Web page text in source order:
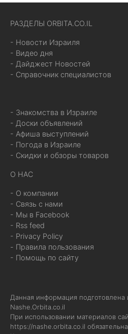
РАЗДЕЛЫ ORBITA.CO.IL
- Новости Израиля
- Видео дня
- Дайджест Новостей
- Справочник специалистов
- Знакомства в Израиле
- Доски объявлений
- Афиша выступлений
- Погода в Израиле
- Скидки и обзоры товаров
О НАС
- О компании
- Связь с нами
- Мы в Facebook
- Rss feed
- Privacy Policy
- Правила пользования
- Помощь по сайту
Данная информация
Nashe.Orbita.co.il
При использовании материалов
https://nashe.orbita.co.il обязательна.